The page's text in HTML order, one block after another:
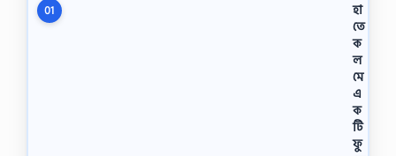
01
হা
তে
ক
ল
মে
এ
ক
টি
ফু